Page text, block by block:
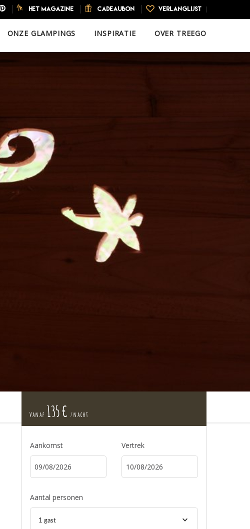
HET MAGAZINE CADEAUBON VERLANGLIJST
ONZE GLAMPINGS INSPIRATIE OVER TREEGO
Vanaf 135 € /nacht
Aankomst Vertrek
Aantal personen
1 gast